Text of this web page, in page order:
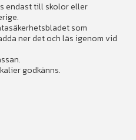
endast till skolor eller
som
ner det och läs igenom vid
godkänns.